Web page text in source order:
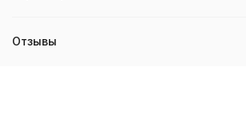
Отзывы